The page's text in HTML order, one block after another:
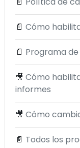
📄 Cómo
📄 Programa
🎥 Cómo
informes
🎥 Cómo
📄 Todos los